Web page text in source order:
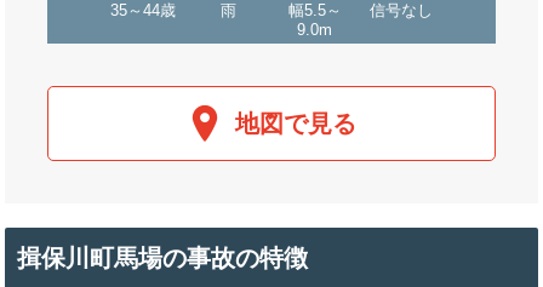
35～44歳 雨
幅5.5～
9.0m
信号なし
地図で見る
揖保川町馬場の事故の特徴